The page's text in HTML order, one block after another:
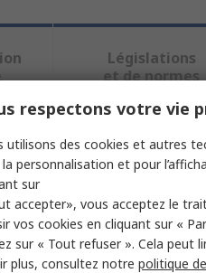
Législations
et de normes
sélectionnant un ou
Attribut
Marque
Accessory Type
respectons votre vie
utilisons des cookies et autres
personnalisation et pour
sur
accepter», vous acceptez le
vos cookies en cliquant sur «
sur « Tout refuser ». Cela peut
plus, consultez notre politique